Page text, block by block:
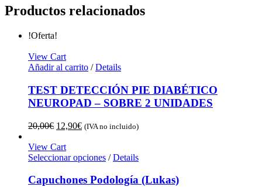
Productos relacionados
!Oferta!
View Cart
Añadir al carrito / Details
TEST DETECCIÓN PIE DIABÉTICO
NEUROPAD – SOBRE 2 UNIDADES
20,00€ El
original
era:
12,90€El
es:
(IVA no incluido)
View Cart
Seleccionar opciones / Details
Capuchones Podología (Lukas)